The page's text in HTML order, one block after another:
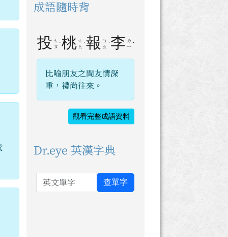
成語隨時背
投 ㄊ
ㄡ ˊ桃 ㄊ
ㄠ ˊ報 ㄅ
ㄠ ˋ李 ㄌ
ㄧˇ
比喻朋友之間友情深
重，禮尚往來。
觀看完整成語資料
Dr.eye 英漢字典
英文單字 查單字